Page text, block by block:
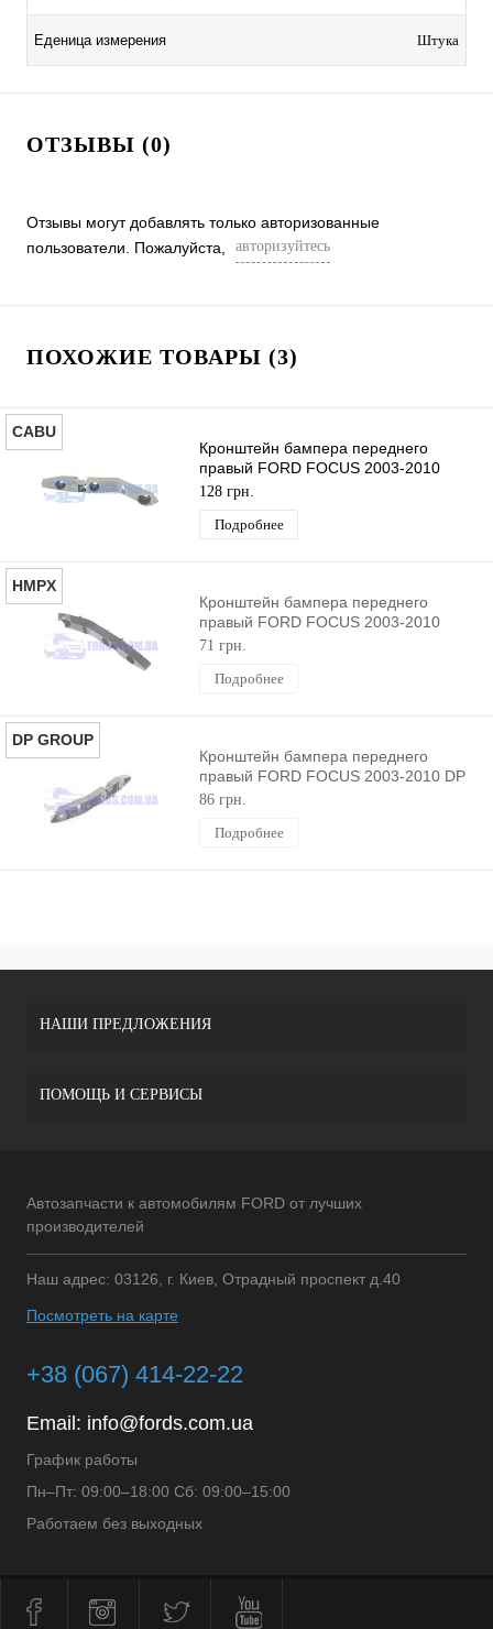
Еденица измерения Штука
ОТЗЫВЫ (0)
Отзывы могут добавлять только авторизованные
пользователи. Пожалуйста,
авторизуйтесь
ПОХОЖИЕ ТОВАРЫ (3)
CABU
Кронштейн бампера переднего
правый FORD FOCUS 2003-2010
CABU
128 грн.
Подробнее
HMPX
Кронштейн бампера переднего
правый FORD FOCUS 2003-2010
HMPX
71 грн.
Подробнее
DP GROUP
Кронштейн бампера переднего
правый FORD FOCUS 2003-2010 DP
GROUP
86 грн.
Подробнее
НАШИ ПРЕДЛОЖЕНИЯ
ПОМОЩЬ И СЕРВИСЫ
Автозапчасти к автомобилям FORD от лучших
производителей
Наш адрес: 03126, г. Киев, Отрадный проспект д.40
Посмотреть на карте
+38 (067) 414-22-22
Email: info@fords.com.ua
График работы
Пн–Пт: 09:00–18:00 Сб: 09:00–15:00
Работаем без выходных